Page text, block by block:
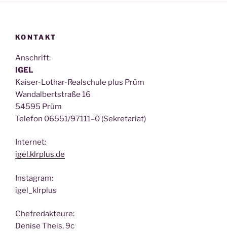
KONTAKT
Anschrift:
IGEL
Kai­ser-Lothar-Real­schu­le plus Prüm
Wan­dal­bert­stra­ße 16
54595 Prüm
Tele­fon 06551/97111–0 (Sekre­ta­ri­at)
Inter­net:
igel.klrplus.de
Insta­gram:
igel_klrplus
Chef­re­dak­teu­re:
Deni­se Theis, 9c